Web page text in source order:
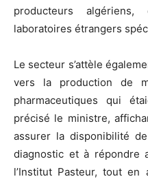
producteurs
laboratoires étrangers
Le secteur s’attèle
vers la production de
pharmaceutiques qui
précisé le ministre,
assurer la disponibilité
diagnostic et à répondre
l’Institut Pasteur, tout